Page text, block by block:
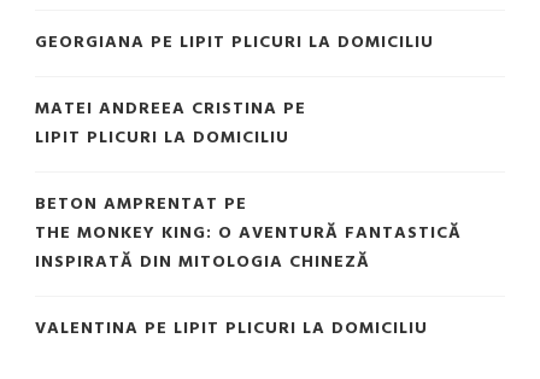
GEORGIANA PE LIPIT PLICURI LA DOMICILIU
MATEI ANDREEA CRISTINA PE
LIPIT PLICURI LA DOMICILIU
BETON AMPRENTAT PE
THE MONKEY KING: O AVENTURĂ FANTASTICĂ
INSPIRATĂ DIN MITOLOGIA CHINEZĂ
VALENTINA PE LIPIT PLICURI LA DOMICILIU